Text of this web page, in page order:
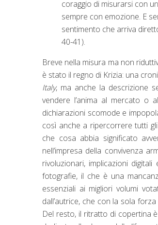
coraggio di misurarsi con
sempre con emozione. E
sentimento che arriva
40-41).
Breve nella misura ma non
è stato il regno di Krizia: una
Italy, ma anche la descrizione
vendere l’anima al mercato
dichiarazioni scomode e
così anche a ripercorrere tutti
che cosa abbia significato
nell’impresa della convivenza
rivoluzionari, implicazioni
fotografie, il che è una
essenziali ai migliori volumi
dall’autrice, che con la sola
Del resto, il ritratto di copertina